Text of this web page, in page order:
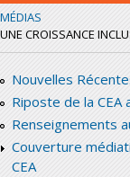
MÉDIAS
UNE CROISSANCE
Nouvelles
Riposte de la CEA
Renseignements
Couverture
CEA